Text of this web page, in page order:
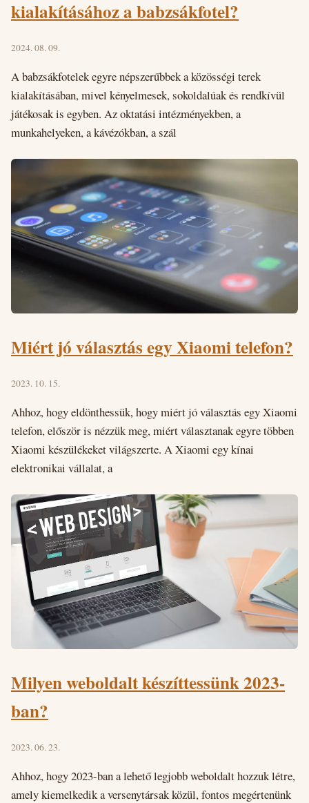
kialakításához a babzsákfotel?
2024. 08. 09.
A babzsákfotelek egyre népszerűbbek a közösségi terek
kialakításában, mivel kényelmesek, sokoldalúak és rendkívül
játékosak is egyben. Az oktatási intézményekben, a
munkahelyeken, a kávézókban, a szál
Miért jó választás egy Xiaomi telefon?
2023. 10. 15.
Ahhoz, hogy eldönthessük, hogy miért jó választás egy Xiaomi
telefon, először is nézzük meg, miért választanak egyre többen
Xiaomi készülékeket világszerte. A Xiaomi egy kínai
elektronikai vállalat, a
Milyen weboldalt készíttessünk 2023-
ban?
2023. 06. 23.
Ahhoz, hogy 2023-ban a lehető legjobb weboldalt hozzuk létre,
amely kiemelkedik a versenytársak közül, fontos megértenünk